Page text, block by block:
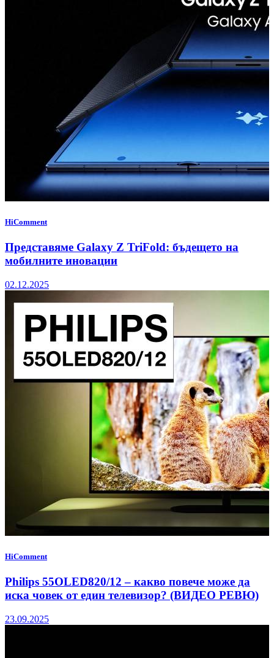
HiComment
Представяме Galaxy Z TriFold: бъдещето на
мобилните иновации
02.12.2025
HiComment
Philips 55OLED820/12 – какво повече може да
иска човек от един телевизор? (ВИДЕО РЕВЮ)
23.09.2025